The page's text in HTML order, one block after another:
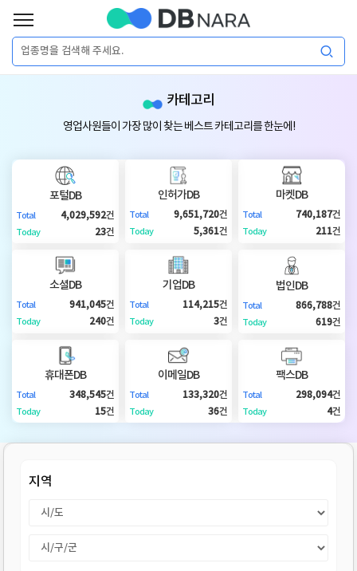
로
그
합
털
인
DB
인
휴
지역
카테고리
영업사원들이 가장 많이 찾는 베스트 카테고리를 한눈에!
포털DB
Total 4,029,592건
Today 23건
인허가DB
Total 9,651,720건
Today 5,361건
마켓DB
Total 740,187건
Today 211건
소셜DB
Total 941,045건
Today 240건
기업DB
Total 114,215건
Today 3건
법인DB
Total 866,788건
Today 619건
휴대폰DB
Total 348,545건
Today 15건
이메일DB
Total 133,320건
Today 36건
팩스DB
Total 298,094건
Today 4건